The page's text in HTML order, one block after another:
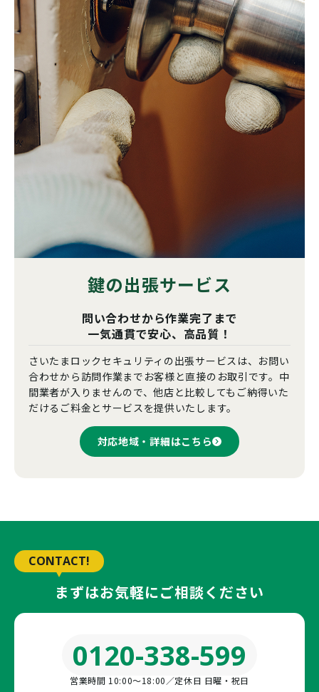
鍵の出張サービス
問い合わせから作業完了まで
一気通貫で安心、高品質！
さいたまロックセキュリティの出張サービスは、お問い
合わせから訪問作業までお客様と直接のお取引です。中
間業者が入りませんので、他店と比較してもご納得いた
だけるご料金とサービスを提供いたします。
対応地域・詳細はこちら
CONTACT!
まずはお気軽にご相談ください
0120-338-599
営業時間 10:00〜18:00／定休日 日曜・祝日